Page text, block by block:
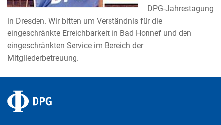
DPG-Jahrestagung
in Dresden. Wir bitten um Verständnis für die
eingeschränkte Erreichbarkeit in Bad Honnef und den
eingeschränkten Service im Bereich der
Mitgliederbetreuung.